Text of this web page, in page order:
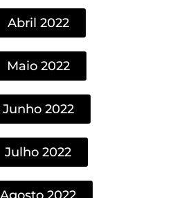
Abril 2022
Maio 2022
Junho 2022
Julho 2022